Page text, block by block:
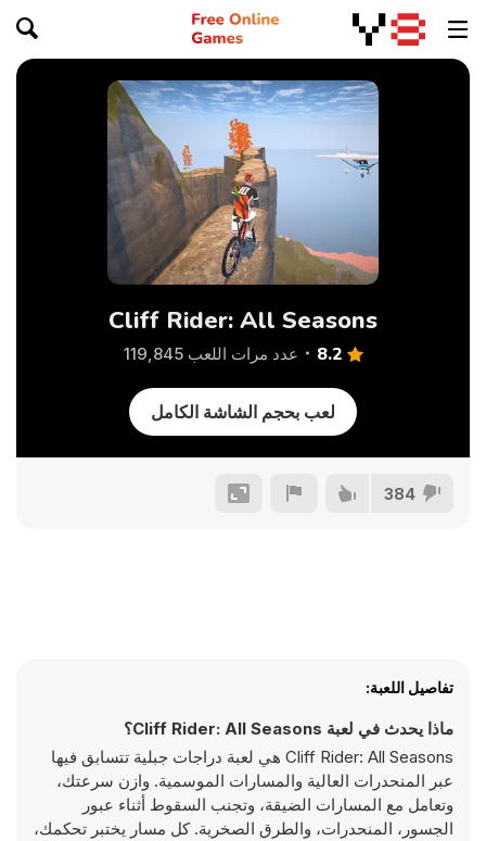
Cliff Rider: All Seasons
8.2 عدد مرات اللعب 119,845
لعب بحجم الشاشة الكامل
384
تفاصيل اللعبة:
ماذا يحدث في لعبة Cliff Rider: All Seasons؟
Cliff Rider: All Seasons هي لعبة دراجات جبلية تتسابق فيها
عبر المنحدرات العالية والمسارات الموسمية. وازن سرعتك،
وتعامل مع المسارات الضيقة، وتجنب السقوط أثناء عبور
الجسور، المنحدرات، والطرق الصخرية. كل مسار يختبر تحكمك،